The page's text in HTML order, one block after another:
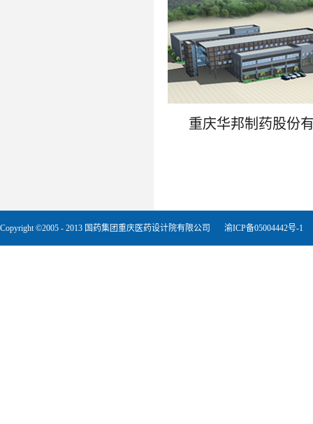
了解更多
重庆华邦制药股份
了解更多
Copyright ©2005 - 2013 国药集团重庆医药设计院有限公司 渝ICP备05004442号-1